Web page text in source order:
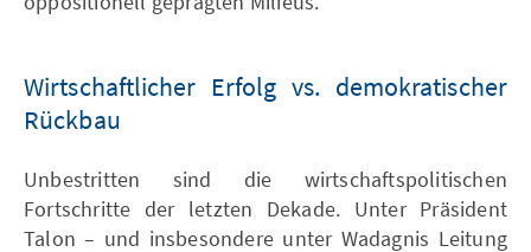
Wirtschaftlicher Erfolg vs. demokratischer
Rückbau
Unbestritten sind die wirtschaftspolitischen
Fortschritte der letzten Dekade. Unter Präsident
Talon – und insbesondere unter Wadagnis Leitung